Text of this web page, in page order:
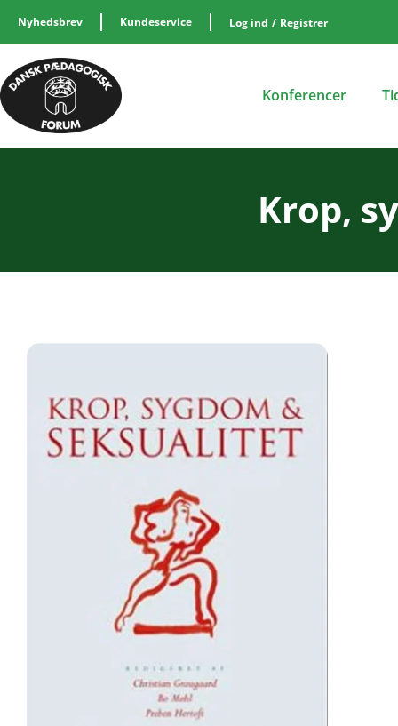
Nyhedsbrev Kundeservice Log ind / Registrer
Konferencer
Krop,